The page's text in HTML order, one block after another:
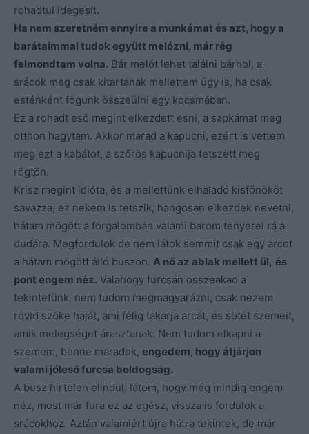
rohadtul idegesít.
Ha nem szeretném ennyire a munkámat és azt, hogy a
barátaimmal tudok együtt melózni, már rég
felmondtam volna. Bár melót lehet találni bárhol, a
srácok meg csak kitartanak mellettem úgy is, ha csak
esténként fogunk összeülni egy kocsmában.
Ez a rohadt eső megint elkezdett esni, a sapkámat meg
otthon hagytam. Akkor marad a kapucni, ezért is vettem
meg ezt a kabátot, a szőrös kapucnija tetszett meg
rögtön.
Krisz megint idióta, és a mellettünk elhaladó kisfőnököt
savazza, ez nekem is tetszik, hangosan elkezdek nevetni,
hátam mögött a forgalomban valami barom tenyerel rá a
dudára. Megfordulok de nem látok semmit csak egy arcot
a hátam mögött álló buszon. A nő az ablak mellett ül, és
pont engem néz. Valahogy furcsán összeakad a
tekintetünk, nem tudom megmagyarázni, csak nézem
rövid szőke haját, ami félig takarja arcát, és sötét szemeit,
amik melegséget árasztanak. Nem tudom elkapni a
szemem, benne maradok, engedem, hogy átjárjon
valami jóleső furcsa boldogság.
A busz hirtelen elindul, látom, hogy még mindig engem
néz, most már fura ez az egész, vissza is fordulok a
srácokhoz. Aztán valamiért újra hátra tekintek, de már